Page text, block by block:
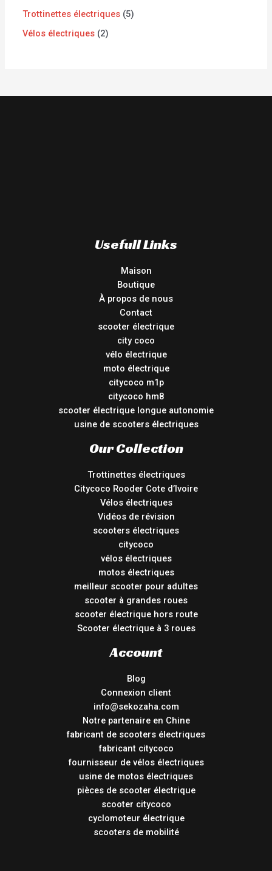
Trottinettes électriques 5
Vélos électriques 2
Usefull Links
Maison
Boutique
À propos de nous
Contact
scooter électrique
city coco
vélo électrique
moto électrique
citycoco m1p
citycoco hm8
scooter électrique longue autonomie
usine de scooters électriques
Our Collection
Trottinettes électriques
Citycoco Rooder Cote d’Ivoire
Vélos électriques
Vidéos de révision
scooters électriques
citycoco
vélos électriques
motos électriques
meilleur scooter pour adultes
scooter à grandes roues
scooter électrique hors route
Scooter électrique à 3 roues
Account
Blog
Connexion client
info@sekozaha.com
Notre partenaire en Chine
fabricant de scooters électriques
fabricant citycoco
fournisseur de vélos électriques
usine de motos électriques
pièces de scooter électrique
scooter citycoco
cyclomoteur électrique
scooters de mobilité